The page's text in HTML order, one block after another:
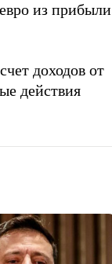
из прибыли
доходов от
действия